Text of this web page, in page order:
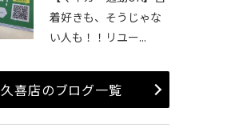
着好きも、そうじゃな
い人も！！リユー...
久喜店のブログ一覧